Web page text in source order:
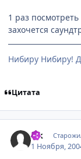
1 раз
захочется
Нибиру Нибиру!
Цитата
Zik
1 Ноября,